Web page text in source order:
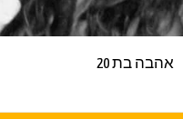
אהבה בת 20